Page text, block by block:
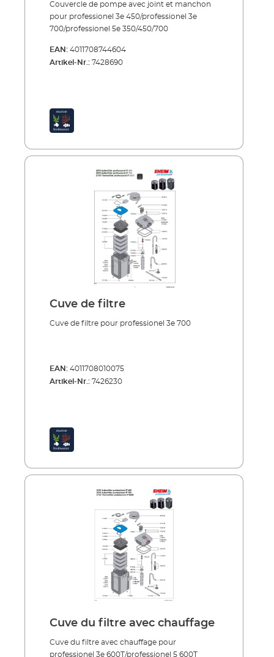
Couvercle de pompe avec joint et manchon
pour professionel 3e 450/professionel 3e
700/professionel 5e 350/450/700
EAN: 4011708744604
Artikel-Nr.: 7428690
Cuve de filtre
Cuve de filtre pour professionel 3e 700
EAN: 4011708010075
Artikel-Nr.: 7426230
Cuve du filtre avec chauffage
Cuve du filtre avec chauffage pour
professionel 3e 600T/professionel 5 600T